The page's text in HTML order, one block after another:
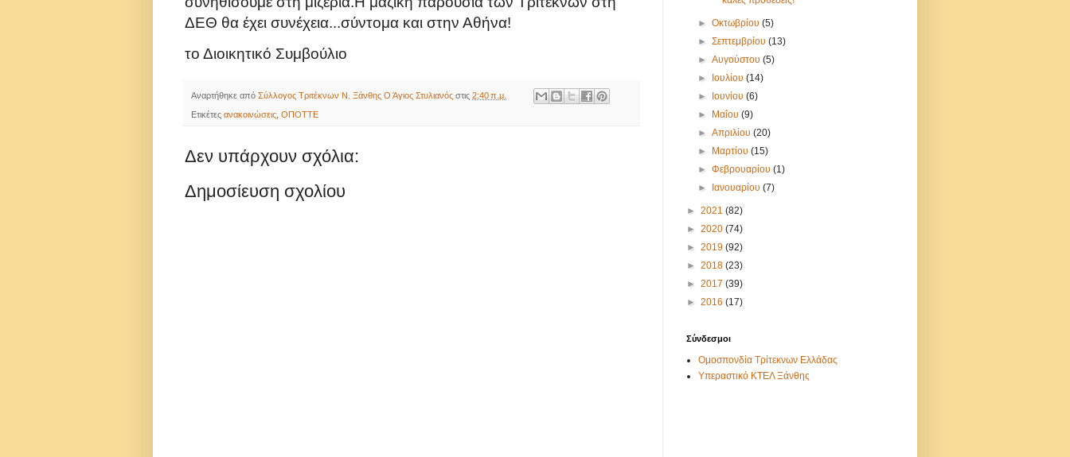
ΔΕΘ θα έχει συνέχεια...σύντομα και στην Αθήνα!
το Διοικητικό Συμβούλιο
Αναρτήθηκε από Σύλλογος Τριτέκνων Ν. Ξάνθης Ο Άγιος Στυλιανός στις 2:40 π.μ.
Ετικέτες ανακοινώσεις, ΟΠΟΤΤΕ
Δεν υπάρχουν σχόλια:
Δημοσίευση σχολίου
►Οκτωβρίου(5)
►Σεπτεμβρίου(13)
►Αυγούστου(5)
►
Ιουλίου(14)
►
Ιουνίου(6)
►
Μαΐου(9)
►Απριλίου(20)
►
Μαρτίου(15)
►Φεβρουαρίου(1)
►
Ιανουαρίου(7)
► 2021 (82)
► 2020 (74)
► 2019 (92)
► 2018 (23)
► 2017 (39)
► 2016 (17)
Σύνδεσμοι
Ομοσπονδία Τρίτεκνων Ελλάδας
Υπεραστικό ΚΤΕΛ Ξάνθης